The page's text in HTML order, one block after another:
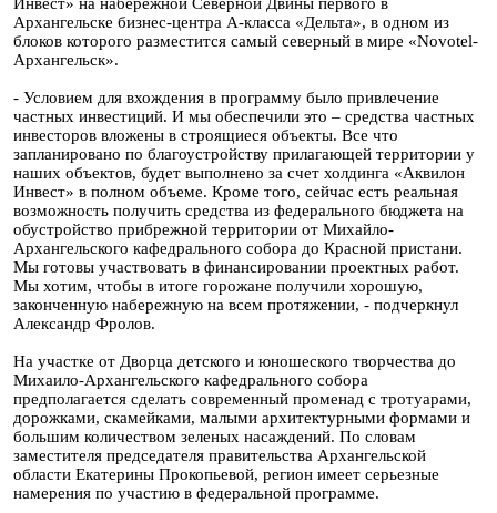
Архангельске бизнес-центра А-класса «Дельта», в одном из
блоков которого разместится самый северный в мире «Novotel-
Архангельск».
- Условием для вхождения в программу было привлечение
частных инвестиций. И мы обеспечили это – средства частных
инвесторов вложены в строящиеся объекты. Все что
запланировано по благоустройству прилагающей территории у
наших объектов, будет выполнено за счет холдинга «Аквилон
Инвест» в полном объеме. Кроме того, сейчас есть реальная
возможность получить средства из федерального бюджета на
обустройство прибрежной территории от Михайло-
Архангельского кафедрального собора до Красной пристани.
Мы готовы участвовать в финансировании проектных работ.
Мы хотим, чтобы в итоге горожане получили хорошую,
законченную набережную на всем протяжении, - подчеркнул
Александр Фролов.
На участке от Дворца детского и юношеского творчества до
Михаило-Архангельского кафедрального собора
предполагается сделать современный променад с тротуарами,
дорожками, скамейками, малыми архитектурными формами и
большим количеством зеленых насаждений. По словам
заместителя председателя правительства Архангельской
области Екатерины Прокопьевой, регион имеет серьезные
намерения по участию в федеральной программе.